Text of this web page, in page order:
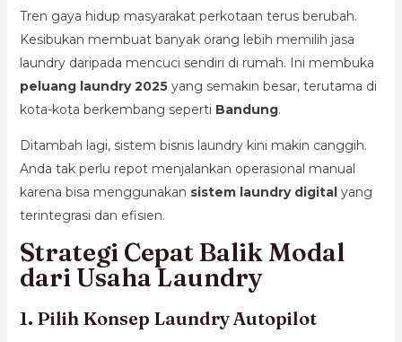
Tren gaya hidup masyarakat perkotaan terus berubah.
Kesibukan membuat banyak orang lebih memilih jasa
laundry daripada mencuci sendiri di rumah. Ini membuka
peluang laundry 2025yang semakin besar, terutama di
kota-kota berkembang seperti Bandung.
Ditambah lagi, sistem bisnis laundry kini makin canggih.
Anda tak perlu repot menjalankan operasional manual
karena bisa menggunakan sistem laundry digitalyang
terintegrasi dan efisien.
Strategi Cepat Balik Modal
dari Usaha Laundry
1. Pilih Konsep Laundry Autopilot